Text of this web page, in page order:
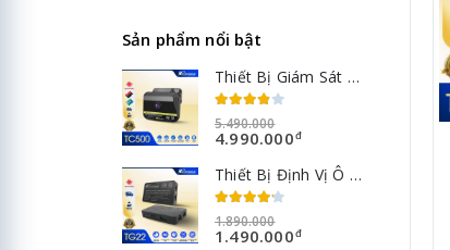
Sản phẩm nổi bật
Thiết Bị Giám Sát Hành Trình Tích Hợp CAMERA Giám sát theo NĐ10 TC500
5.490.000
4.990.000đ
Thiết Bị Định Vị Ô Tô TG22-4G - Giám Sát Hành Trình Hợp Chuẩn Bộ GTVT Chip 4G
1.890.000
1.490.000đ